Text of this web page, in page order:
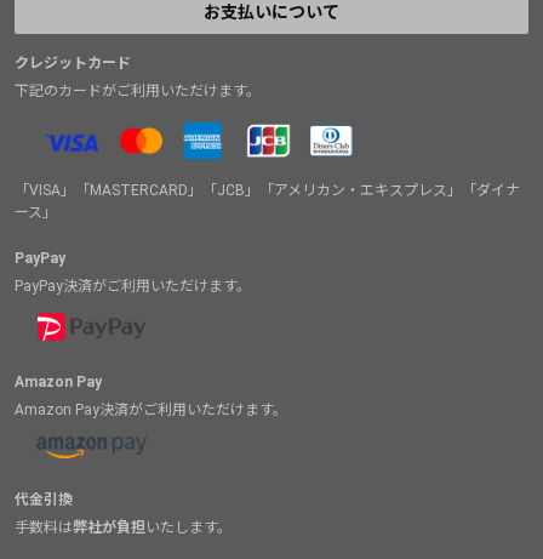
お支払いについて
クレジットカード
下記のカードがご利用いただけます。
「VISA」「MASTERCARD」「JCB」「アメリカン・エキスプレス」「ダイナ
ース」
PayPay
PayPay決済がご利用いただけます。
Amazon Pay
Amazon Pay決済がご利用いただけます。
代金引換
手数料は弊社が負担 いたします。